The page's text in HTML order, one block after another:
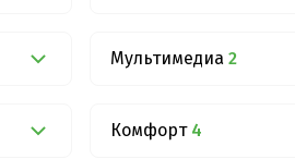
Мультимедиа 2
Комфорт 4